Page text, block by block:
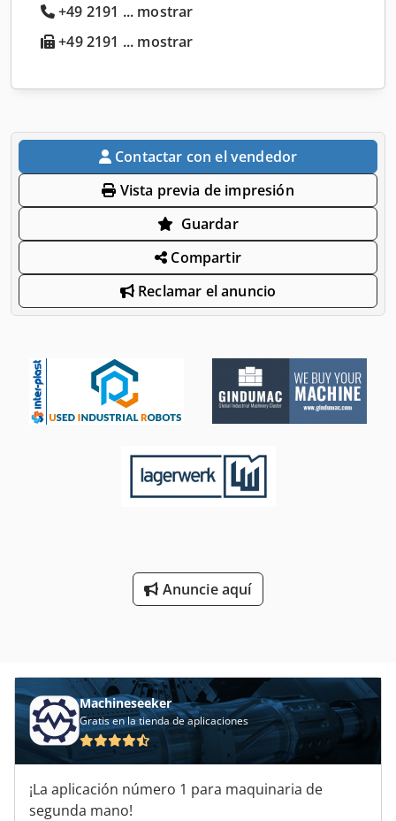
+49 2191 ... mostrar
+49 2191 ... mostrar
Contactar con el vendedor
Vista previa de impresión
Guardar
Compartir
Reclamar el anuncio
Anuncie aquí
Machineseeker
Gratis en la tienda de aplicaciones
¡La aplicación número 1 para maquinaria de
segunda mano!